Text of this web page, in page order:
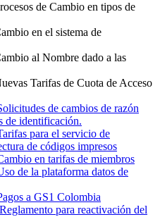
de Cambio en tipos de
en el sistema de
al Nombre dado a las
Tarifas de Cuota de Acceso
de cambios de razón
de identificación.
para el servicio de
de códigos impresos
en tarifas de miembros
de la plataforma datos de
a GS1 Colombia
para reactivación del